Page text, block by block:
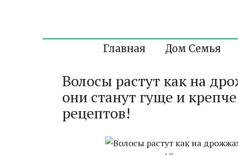
Главная Дом Семья
Волосы растут как на
они станут гуще и
рецептов!